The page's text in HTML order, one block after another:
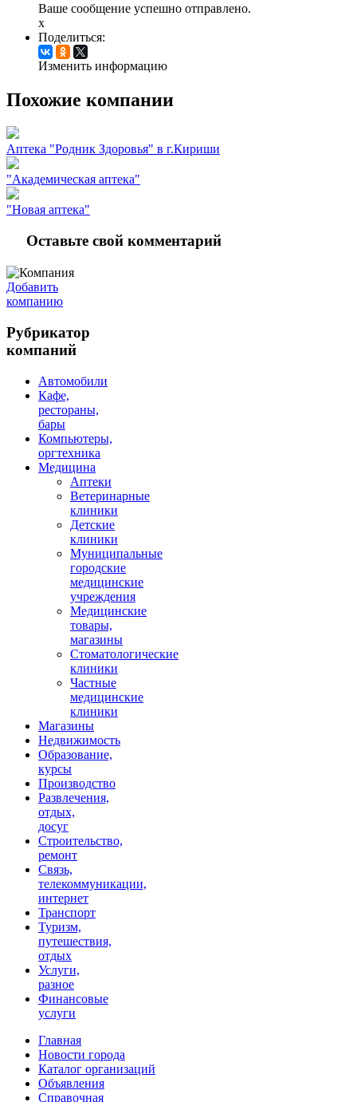
Ваше сообщение успешно отправлено.
x
Поделиться:
Изменить информацию
Похожие компании
Аптека "Родник Здоровья" в г.Кириши
"Академическая аптека"
"Новая аптека"
Оставьте свой комментарий
Добавить
компанию
Рубрикатор
компаний
Автомобили
Кафе,
рестораны,
бары
Компьютеры,
оргтехника
Медицина
Аптеки
Ветеринарные
клиники
Детские
клиники
Муниципальные
городские
медицинские
учреждения
Медицинские
товары,
магазины
Стоматологические
клиники
Частные
медицинские
клиники
Магазины
Недвижимость
Образование,
курсы
Производство
Развлечения,
отдых,
досуг
Строительство,
ремонт
Связь,
телекоммуникации,
интернет
Транспорт
Туризм,
путешествия,
отдых
Услуги,
разное
Финансовые
услуги
Главная
Новости города
Каталог организаций
Объявления
Справочная